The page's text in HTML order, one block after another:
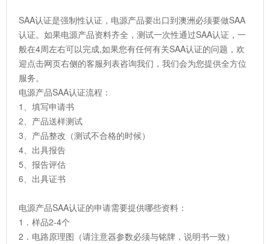
SAA认证是强制性认证，电源产品要出口到澳洲必须要做SAA
认证。如果电源产品资料齐全，测试一次性通过SAA认证，一
般在4周左右可以完成,如果您有任何有关SAA认证的问题，欢
迎点击网页右侧的客服列表咨询我们，我们会为您提供全方位
服务。
电源产品SAA认证流程：
1、填写申请书
2、产品送样测试
3、产品整改（测试不合格的时候）
4、出具报告
5、报告评估
6、出具证书
电源产品SAA认证的申请需要提供哪些资料：
1．样品2-4个
2．电路原理图（请注意器参数必须与铭牌，说明书一致）